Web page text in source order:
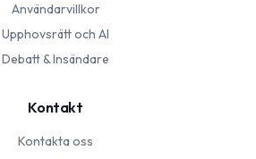
Användarvillkor
Upphovsrätt och AI
Debatt & Insändare
Kontakt
Kontakta oss